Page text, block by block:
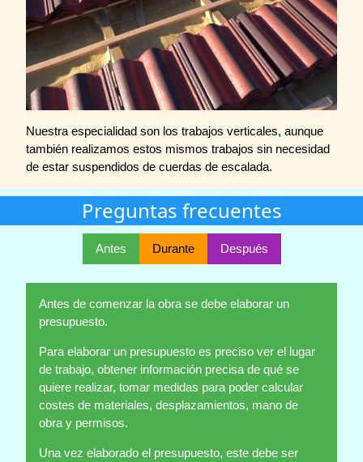
Nuestra especialidad son los trabajos verticales, aunque
también realizamos estos mismos trabajos sin necesidad
de estar suspendidos de cuerdas de escalada.
Preguntas frecuentes
Antes Durante Después
Antes de comenzar la obra se debe elaborar un
presupuesto.
Para elaborar un presupuesto es preciso ver el lugar
de trabajo, obtener información precisa de qué se
quiere realizar, tomar medidas para poder calcular
costes de materiales, desplazamientos, mano de
obra y permisos.
Una vez elaborado el presupuesto, este debe ser